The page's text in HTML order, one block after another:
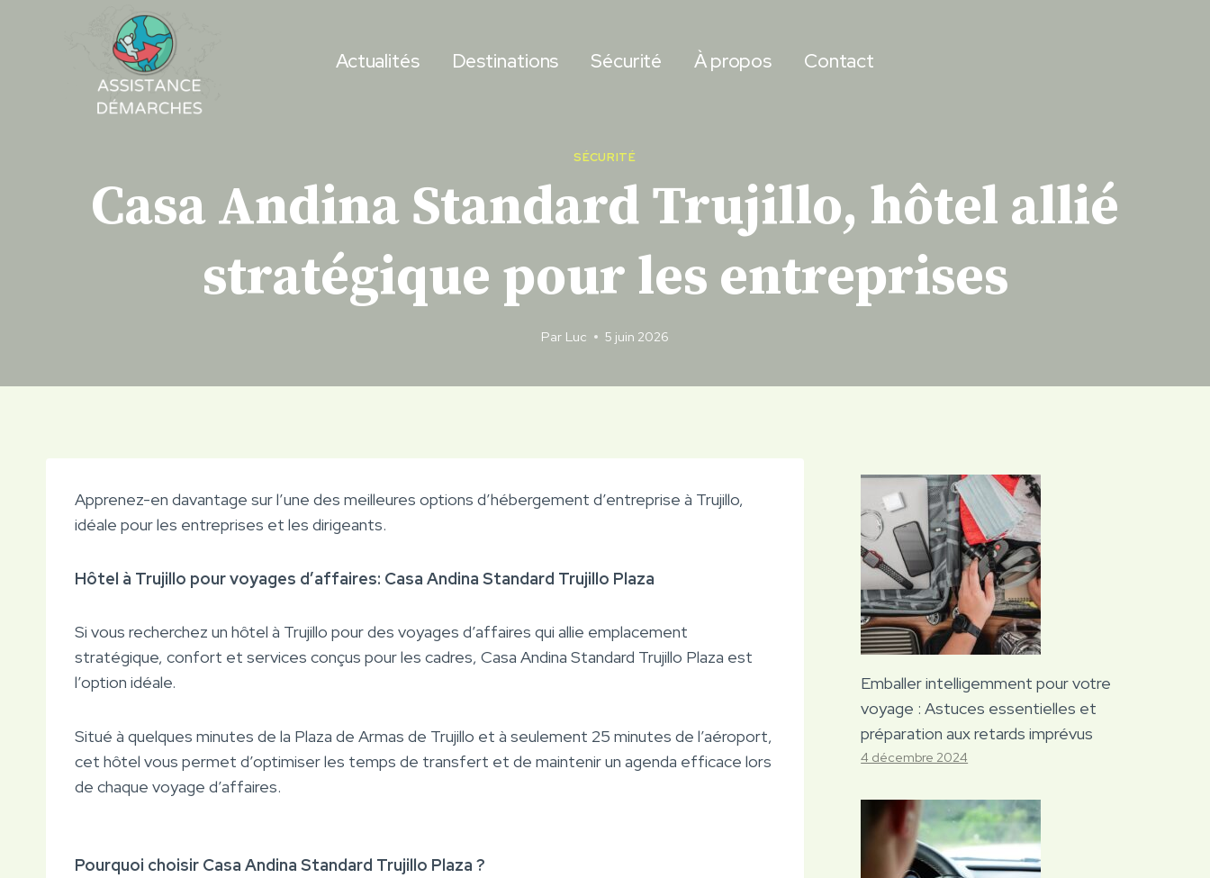
Actualités Destinations Sécurité À propos Contact
SÉCURITÉ
Casa Andina Standard Trujillo, hôtel allié
stratégique pour les entreprises
Par Luc 5 juin 2026
Apprenez-en davantage sur l’une des meilleures options d’hébergement d’entreprise à Trujillo,
idéale pour les entreprises et les dirigeants.
Hôtel à Trujillo pour voyages d’affaires: Casa Andina Standard Trujillo Plaza
Si vous recherchez un hôtel à Trujillo pour des voyages d’affaires qui allie emplacement
stratégique, confort et services conçus pour les cadres, Casa Andina Standard Trujillo Plaza est
l’option idéale.
Situé à quelques minutes de la Plaza de Armas de Trujillo et à seulement 25 minutes de l’aéroport,
cet hôtel vous permet d’optimiser les temps de transfert et de maintenir un agenda efficace lors
de chaque voyage d’affaires.
Pourquoi choisir Casa Andina Standard Trujillo Plaza ?
Emballer intelligemment pour votre
voyage : Astuces essentielles et
préparation aux retards imprévus
4 décembre 2024